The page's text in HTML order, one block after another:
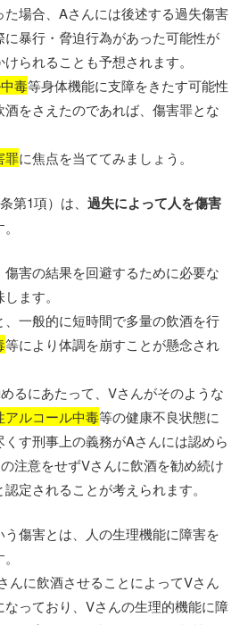
場合、Aさんには後述する過失傷害
暴行・脅迫行為があった可能性が
られることも予想されます。
毒等身体機能に支障をきたす可能性
をさえたのであれば、傷害罪とな
罪に焦点を当ててみましょう。
条第1項）は、過失によって人を傷害
傷害の結果を回避するために必要な
ます。
一般的に短時間で多量の飲酒を行
等により体調を崩すことが懸念され
るにあたって、Vさんがそのような
アルコール中毒等の健康不良状態に
す刑事上の義務がAさんには認めら
注意をせずVさんに飲酒を勧め続け
定されることが考えられます。
う傷害とは、人の生理機能に障害を
んに飲酒させることによってVさん
っており、Vさんの生理的機能に障